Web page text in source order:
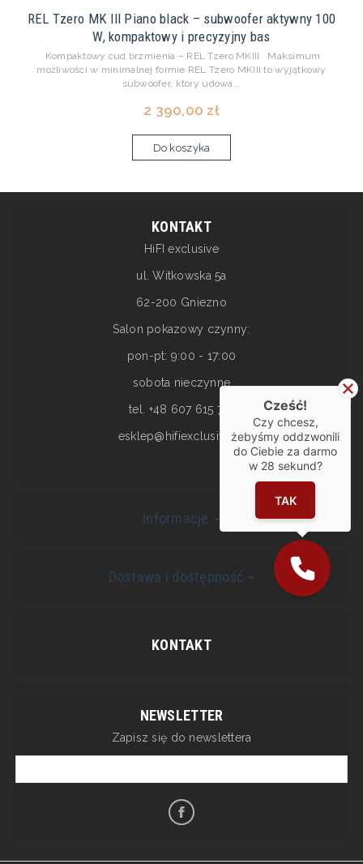
REL Tzero MK III Piano black – subwoofer aktywny 100
W, kompaktowy i precyzyjny bas
Kompaktowy cud brzmienia – REL Tzero MKIII Maksimum
możliwości w minimalnej formie REL Tzero MKIII to wyjątkowy
subwoofer, który udowa...
2 390,00 zł
Do koszyka
KONTAKT
HiFI exclusive
ul. Witkowska 5a
62-200 Gniezno
Salon pokazowy czynny:
pon-pt: 9:00 - 17:00
sobota nieczynne
tel. +48 607 615 717
esklep@hifiexclusive.pl
Informacje
Dostawa i dostępność
KONTAKT
NEWSLETTER
Zapisz się do newslettera
Cześć!
Czy chcesz,
żebyśmy oddzwonili
do Ciebie za darmo
w 28 sekund?
TAK